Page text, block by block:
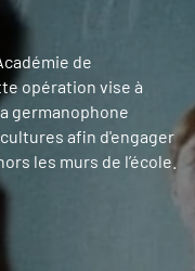
de
opération vise à
germanophone
afin d'engager
les murs de l’école.